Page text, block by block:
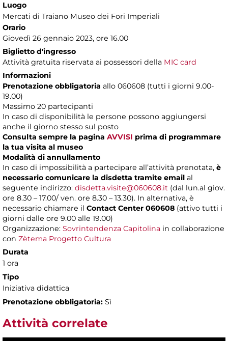
Luogo
Mercati di Traiano Museo dei Fori Imperiali
Orario
Giovedì 26 gennaio 2023, ore 16.00
Biglietto d'ingresso
Attività gratuita riservata ai possessori della MIC card
Informazioni
Prenotazione obbligatoria allo 060608 (tutti i giorni 9.00-
19.00)
Massimo 20 partecipanti
In caso di disponibilità le persone possono aggiungersi
anche il giorno stesso sul posto
Consulta sempre la pagina AVVISI prima di programmare
la tua visita al museo
Modalità di annullamento
In caso di impossibilità a partecipare all’attività prenotata, è
necessario comunicare la disdetta tramite email al
seguente indirizzo: disdetta.visite@060608.it (dal lun.al giov.
ore 8.30 – 17.00/ ven. ore 8.30 – 13.30). In alternativa, è
necessario chiamare il Contact Center 060608 (attivo tutti i
giorni dalle ore 9.00 alle 19.00)
Organizzazione: Sovrintendenza Capitolina in collaborazione
con Zètema Progetto Cultura
Durata
1 ora
Tipo
Iniziativa didattica
Prenotazione obbligatoria: Sì
Attività correlate